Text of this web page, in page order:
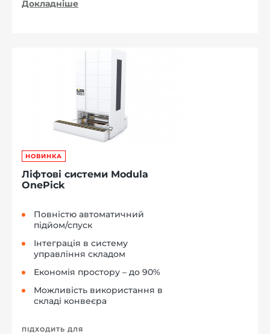
Докладніше
НОВИНКА
Ліфтові системи Modula
OnePick
Повністю автоматичний
підйом/спуск
Інтеграція в систему
управління складом
Економія простору – до 90%
Можливість використання в
складі конвеєра
ПІДХОДИТЬ ДЛЯ